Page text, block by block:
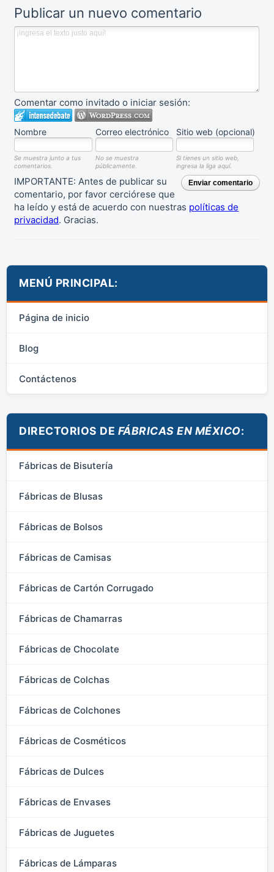
Publicar un nuevo comentario
Comentar como invitado o iniciar sesión:
Nombre Correo electrónico Sitio web (opcional)
Se muestra junto a tus
comentarios.
No se muestra
públicamente.
Si tienes un sitio web,
ingresa la liga aquí.
Enviar comentario
IMPORTANTE: Antes de publicar su
comentario, por favor cerciórese que
ha leído y está de acuerdo con nuestras políticas de
privacidad. Gracias.
MENÚ PRINCIPAL:
Página de inicio
Blog
Contáctenos
DIRECTORIOS DE FÁBRICAS EN MÉXICO:
Fábricas de Bisutería
Fábricas de Blusas
Fábricas de Bolsos
Fábricas de Camisas
Fábricas de Cartón Corrugado
Fábricas de Chamarras
Fábricas de Chocolate
Fábricas de Colchas
Fábricas de Colchones
Fábricas de Cosméticos
Fábricas de Dulces
Fábricas de Envases
Fábricas de Juguetes
Fábricas de Lámparas